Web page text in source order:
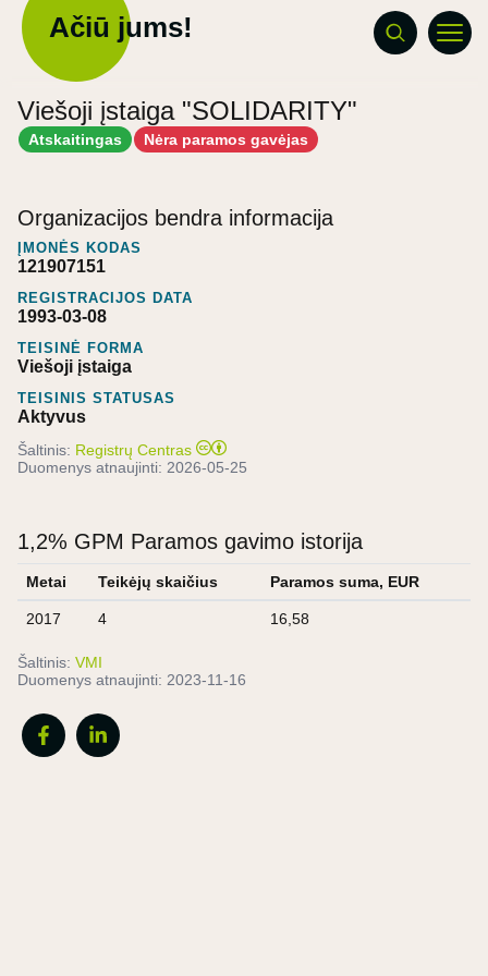
Ačiū jums!
Viešoji įstaiga "SOLIDARITY"
Atskaitingas Nėra paramos gavėjas
Organizacijos bendra informacija
ĮMONĖS KODAS
121907151
REGISTRACIJOS DATA
1993-03-08
TEISINĖ FORMA
Viešoji įstaiga
TEISINIS STATUSAS
Aktyvus
Šaltinis: Registrų Centras
Duomenys atnaujinti: 2026-05-25
1,2% GPM Paramos gavimo istorija
Metai Teikėjų skaičius Paramos suma, EUR
2017 4 16,58
Šaltinis: VMI
Duomenys atnaujinti: 2023-11-16